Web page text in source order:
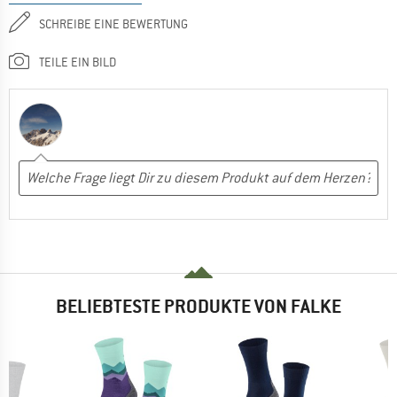
SCHREIBE EINE BEWERTUNG
TEILE EIN BILD
BELIEBTESTE PRODUKTE VON FALKE